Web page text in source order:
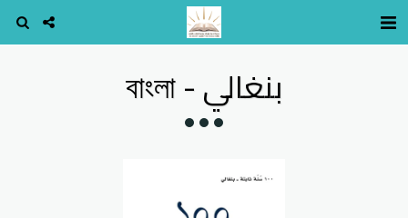
بنغالي - বাংলা